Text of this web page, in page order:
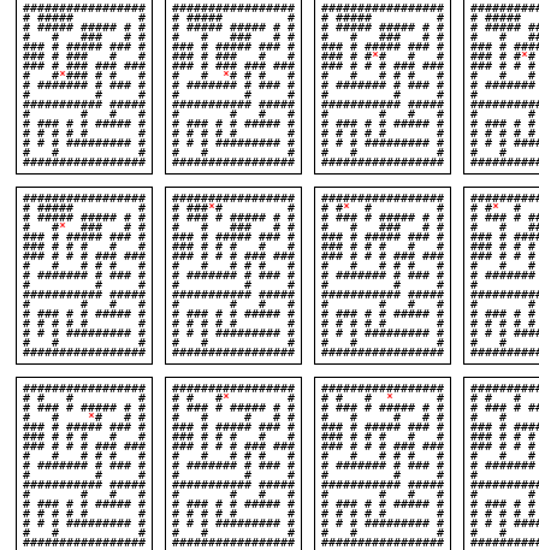
#################
# ##### #
# ##### ##### # #
# # ### # #
### # ##### ### #
### # ### # #
### # ### ### ###
# #*### # # #
# ####### # ### #
# # #
########### #####
# # # #
# ### # # ##### #
# # # # # #
# # # ######### #
# # #
#################
#################
# ##### #
# ##### ##### # #
# # ### # #
### # ##### ### #
### # ### # #
### # ### ### ###
# # *# # # #
# ####### # ### #
# # #
########### #####
# # # #
# ### # # ##### #
# # # # # #
# # # ######### #
# # #
#################
#################
# ##### #
# ##### ##### # #
# # ### # #
### # ##### ### #
### # #*# # #
### # # # ### ###
# # # # # #
# ####### # ### #
# # #
########### #####
# # # #
# ### # # ##### #
# # # # # #
# # # ######### #
# # #
#################
#
# #####
# #
### #
### # #*
### # # #
# # #
#
#
# #
# ### # #
# # #
# # #
#
#################
# ##### #
# ##### ##### # #
# #* ### # #
### # ##### ### #
### # # # # #
### # # # ### ###
# # # # # #
# ####### # ### #
# # #
########### #####
# # # #
# ### # # ##### #
# # # # # #
# # # ######### #
# # #
#################
#################
# ###*# #
# ### # ##### # #
# # ### # #
### # ##### ### #
### # # # # #
### # # # ### ###
# # # # # #
# ####### # ### #
# # #
########### #####
# # # #
# ### # # ##### #
# # # # # #
# # # ######### #
# # #
#################
#################
# #* # #
# ### # ##### # #
# # ### # #
### # ##### ### #
### # # # # #
### # # # ### ###
# # # # # #
# ####### # ### #
# # #
########### #####
# # # #
# ### # # ##### #
# # # # # #
# # # ######### #
# # #
#################
# #*
# ### #
# #
### #
### #
### # # #
# # #
#
#
# #
# ### # #
# # #
# # #
#
#################
# # # #
# ### # ##### # #
# # *# # #
### # ##### ### #
### # # # # #
### # # # ### ###
# # # # # #
# ####### # ### #
# # #
########### #####
# # # #
# ### # # ##### #
# # # # # #
# # # ######### #
# # #
#################
#################
# # #* #
# ### # ##### # #
# # # # #
### # ##### ### #
### # # # # #
### # # # ### ###
# # # # # #
# ####### # ### #
# # #
########### #####
# # # #
# ### # # ##### #
# # # # # #
# # # ######### #
# # #
#################
#################
# # # * #
# ### # ##### # #
# # # # #
### # ##### ### #
### # # # # #
### # # # ### ###
# # # # # #
# ####### # ### #
# # #
########### #####
# # # #
# ### # # ##### #
# # # # # #
# # # ######### #
# # #
#################
# #
# ### #
# #
### #
### #
### # # #
# # #
#
#
# #
# ### # #
# # #
# # #
#